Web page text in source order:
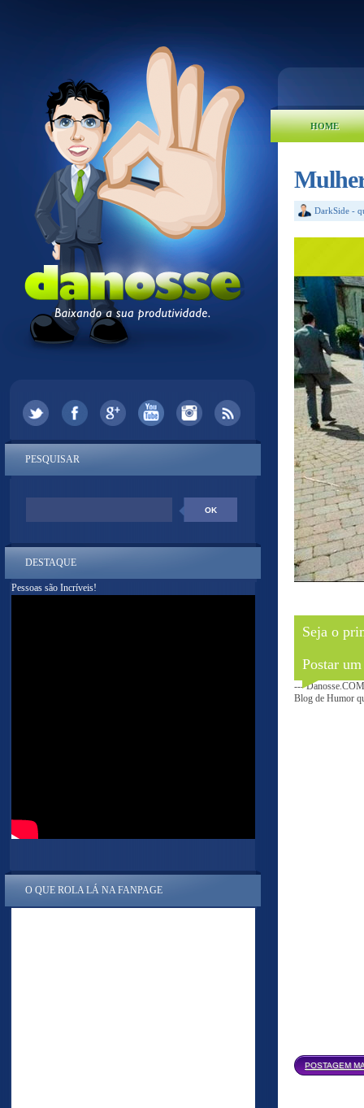
HOME
DarkSide -
Seja o
Postar
---
Blog de Humor
POSTAGEM
PESQUISAR
DESTAQUE
Pessoas são Incríveis!
O QUE ROLA LÁ NA FANPAGE